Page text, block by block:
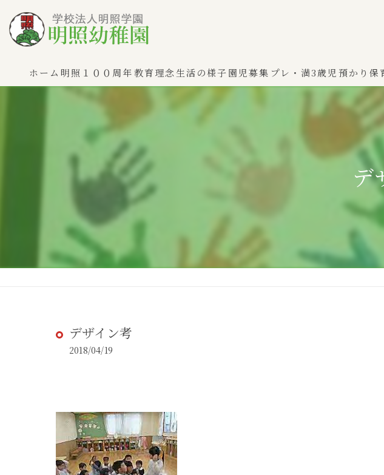
ホーム 明照１００周年教育理念生活の様子 園児募集 プレ・満3歳児
わかば（0～2歳児）
ひよこぐみ（1〜2歳児）
ふたばぐみ(満3歳児)
預かり保
デ
デザイン考
2018/04/19